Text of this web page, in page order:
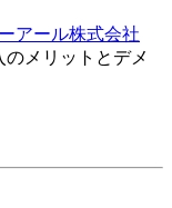
アール株式会社
メリットとデメ